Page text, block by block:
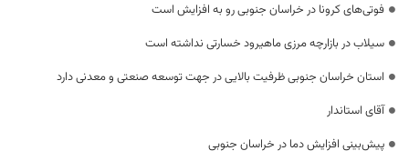
فوتی‌های کرونا در خراسان جنوبی رو به افزایش است
سیلاب در بازارچه مرزی ماهیرود خسارتی نداشته است
استان خراسان جنوبی ظرفیت بالایی در جهت توسعه صنعتی و معدنی دارد
آقای استاندار
پیش‌بینی افزایش دما در خراسان جنوبی